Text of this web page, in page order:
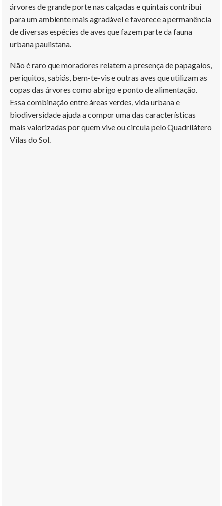
árvores de grande porte nas calçadas e quintais contribui
para um ambiente mais agradável e favorece a permanência
de diversas espécies de aves que fazem parte da fauna
urbana paulistana.
Não é raro que moradores relatem a presença de papagaios,
periquitos, sabiás, bem-te-vis e outras aves que utilizam as
copas das árvores como abrigo e ponto de alimentação.
Essa combinação entre áreas verdes, vida urbana e
biodiversidade ajuda a compor uma das características
mais valorizadas por quem vive ou circula pelo Quadrilátero
Vilas do Sol.